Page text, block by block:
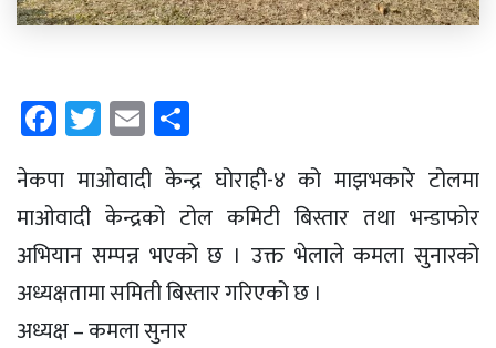
Facebook
Twitter
Email
नेकपा माओवादी केन्द्र घोराही-४ को माझभकारे टोलमा
माओवादी केन्द्रको टोल कमिटी बिस्तार तथा भन्डाफोर
अभियान सम्पन्न भएको छ । उक्त भेलाले कमला सुनारको
अध्यक्षतामा समिती बिस्तार गरिएको छ ।
अध्यक्ष – कमला सुनार